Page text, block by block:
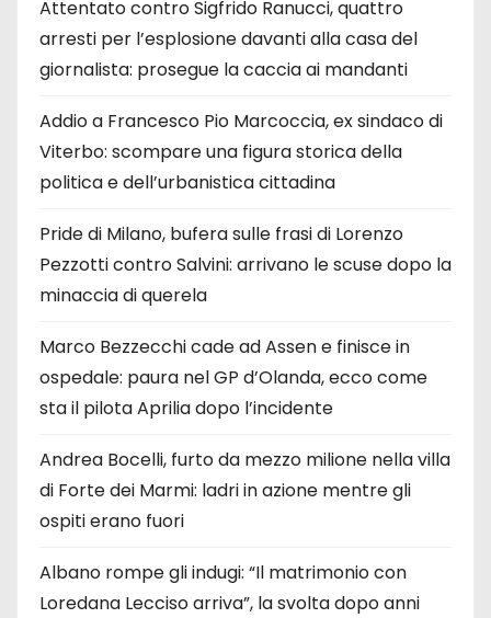
Attentato contro Sigfrido Ranucci, quattro
arresti per l’esplosione davanti alla casa del
giornalista: prosegue la caccia ai mandanti
Addio a Francesco Pio Marcoccia, ex sindaco di
Viterbo: scompare una figura storica della
politica e dell’urbanistica cittadina
Pride di Milano, bufera sulle frasi di Lorenzo
Pezzotti contro Salvini: arrivano le scuse dopo la
minaccia di querela
Marco Bezzecchi cade ad Assen e finisce in
ospedale: paura nel GP d’Olanda, ecco come
sta il pilota Aprilia dopo l’incidente
Andrea Bocelli, furto da mezzo milione nella villa
di Forte dei Marmi: ladri in azione mentre gli
ospiti erano fuori
Albano rompe gli indugi: “Il matrimonio con
Loredana Lecciso arriva”, la svolta dopo anni